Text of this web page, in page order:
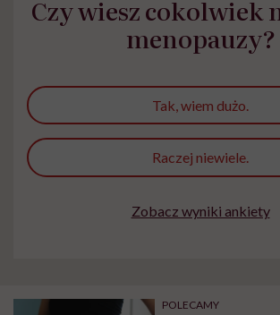
Czy wiesz cokolwiek
menopauzy?
Tak, wiem dużo.
Raczej niewiele.
Zobacz wyniki ankiety
POLECAMY